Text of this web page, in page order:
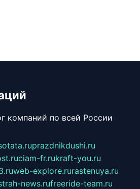
компаний по всей России
prazdnikdushi.ru
ciam-fr.rukraft-you.ru
web-explore.rurastenuya.ru
news.rufreeride-team.ru